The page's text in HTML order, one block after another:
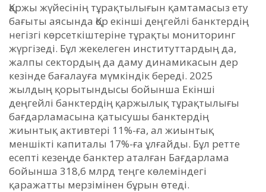
Қаржы жүйесінің тұрақтылығын қамтамасыз ету
бағыты аясында Қор екінші деңгейлі банктердің
негізгі көрсеткіштеріне тұрақты мониторинг
жүргізеді. Бұл жекелеген институттардың да,
жалпы сектордың да даму динамикасын дер
кезінде бағалауға мүмкіндік береді. 2025
жылдың қорытындысы бойынша Екінші
деңгейлі банктердің қаржылық тұрақтылығы
бағдарламасына қатысушы банктердің
жиынтық активтері 11%-ға, ал жиынтық
меншікті капиталы 17%-ға ұлғайды. Бұл ретте
есепті кезеңде банктер аталған Бағдарлама
бойынша 318,6 млрд теңге көлеміндегі
қаражатты мерзімінен бұрын өтеді.